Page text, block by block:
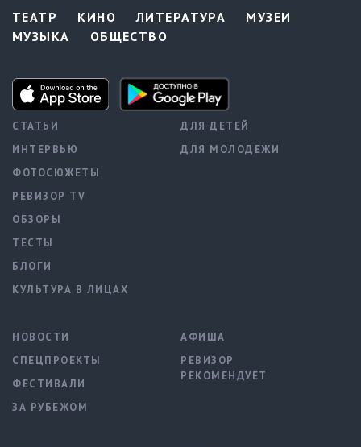
ТЕАТР КИНО ЛИТЕРАТУРА
МУЗЕИ
МУЗЫКА
ОБЩЕСТВО
СТАТЬИ
ИНТЕРВЬЮ
ФОТОСЮЖЕТЫ
РЕВИЗОР TV
ОБЗОРЫ
ТЕСТЫ
БЛОГИ
КУЛЬТУРА В ЛИЦАХ
ДЛЯ ДЕТЕЙ
ДЛЯ МОЛОДЕЖИ
НОВОСТИ
СПЕЦПРОЕКТЫ
ФЕСТИВАЛИ
ЗА РУБЕЖОМ
АФИША
РЕВИЗОР
РЕКОМЕНДУЕТ